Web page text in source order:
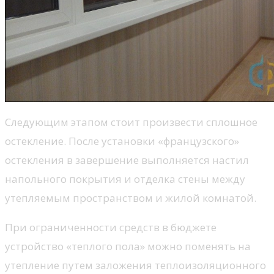
Следующим этапом стоит произвести сплошное
остекление. После установки «французского»
остекления в завершение выполняется настил
напольного покрытия и отделка стены между
утепляемым пространством и жилой комнатой.
При ограниченности средств в бюджете
устройство «теплого пола» можно поменять на
утепление путем заложения теплоизоляционного